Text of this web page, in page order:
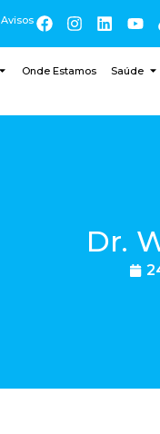
Avisos
Onde Estamos Saúde
Dr.